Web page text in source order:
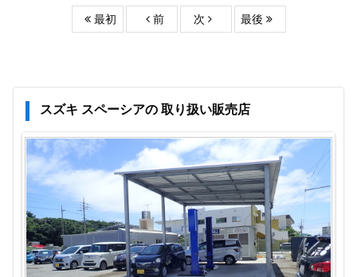
最初 前 次 最後
スズキ スペーシアの 取り扱い販売店